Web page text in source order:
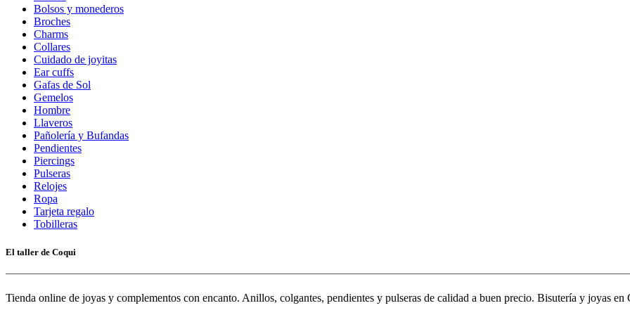
Bolsos y monederos
Broches
Charms
Collares
Cuidado de joyitas
Ear cuffs
Gafas de Sol
Gemelos
Hombre
Llaveros
Pañolería y Bufandas
Pendientes
Piercings
Pulseras
Relojes
Ropa
Tarjeta regalo
Tobilleras
El taller de Coqui
Tienda online de joyas y complementos con encanto. Anillos, colgantes, pendientes y pulseras de calidad a buen precio. Bisutería y joyas en